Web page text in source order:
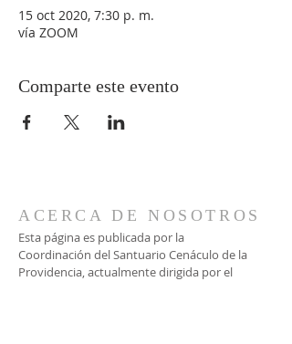
15 oct 2020, 7:30 p. m.
vía ZOOM
Comparte este evento
ACERCA DE NOSOTROS
Esta página es publicada por la
Coordinación del Santuario Cenáculo de la
Providencia, actualmente dirigida por el